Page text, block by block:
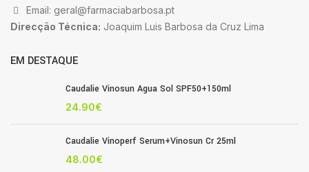
Email: geral@farmaciabarbosa.pt
Direcção Técnica: Joaquim Luis Barbosa da Cruz Lima
EM DESTAQUE
Caudalie Vinosun Agua Sol SPF50+150ml
24.90€
Caudalie Vinoperf Serum+Vinosun Cr 25ml
48.00€